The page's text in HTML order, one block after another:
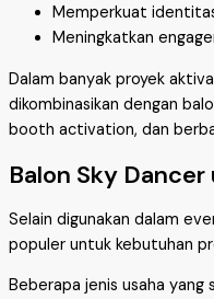
Memperkuat
Meningkatkan
Dalam banyak proyek
dikombinasikan dengan
booth activation, dan
Balon Sky
Selain digunakan dalam
populer untuk kebutuhan
Beberapa jenis usaha yang